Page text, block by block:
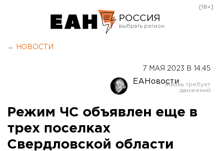
РОССИЯ
Оренбург
[18+]
← НОВОСТИ
7 МАЯ 2023 В 14:45
ЕАНовости
Режим ЧС объявлен еще в
трех поселках
Свердловской области